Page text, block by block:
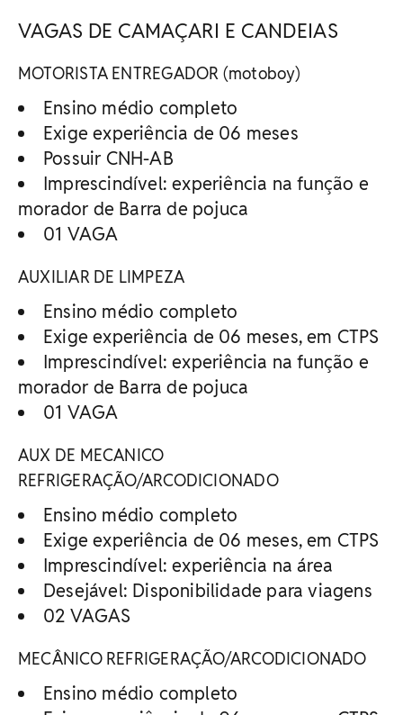
VAGAS DE CAMAÇARI E CANDEIAS
MOTORISTA ENTREGADOR (motoboy)
Ensino médio completo
Exige experiência de 06 meses
Possuir CNH-AB
Imprescindível: experiência na função e
morador de Barra de pojuca
01 VAGA
AUXILIAR DE LIMPEZA
Ensino médio completo
Exige experiência de 06 meses, em CTPS
Imprescindível: experiência na função e
morador de Barra de pojuca
01 VAGA
AUX DE MECANICO
REFRIGERAÇÃO/ARCODICIONADO
Ensino médio completo
Exige experiência de 06 meses, em CTPS
Imprescindível: experiência na área
Desejável: Disponibilidade para viagens
02 VAGAS
MECÂNICO REFRIGERAÇÃO/ARCODICIONADO
Ensino médio completo